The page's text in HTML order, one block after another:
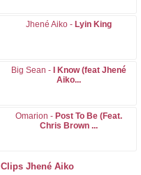
Jhené Aiko - Lyin King
Big Sean -
I Know (feat Jhené
Aiko...
Omarion - Post To Be (Feat.
Chris Brown ...
Clips Jhené Aiko